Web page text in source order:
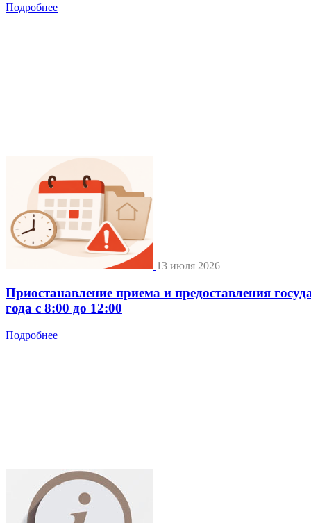
Подробнее
13 июля 2026
Приостанавление приема и предоставления
года с 8:00 до 12:00
Подробнее